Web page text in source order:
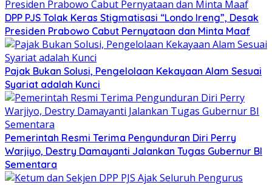
DPP PJS Tolak Keras Stigmatisasi “Londo Ireng”, Desak
Presiden Prabowo Cabut Pernyataan dan Minta Maaf
Pajak Bukan Solusi, Pengelolaan Kekayaan Alam Sesuai
Syariat adalah Kunci
Pemerintah Resmi Terima Pengunduran Diri Perry
Warjiyo, Destry Damayanti Jalankan Tugas Gubernur BI
Sementara